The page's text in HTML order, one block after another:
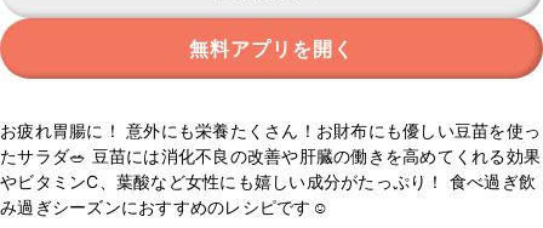
無料アプリを開く
お疲れ胃腸に！ 意外にも栄養たくさん！お財布にも優しい豆苗を使っ
たサラダ🥗 豆苗には消化不良の改善や肝臓の働きを高めてくれる効果
やビタミンC、葉酸など女性にも嬉しい成分がたっぷり！ 食べ過ぎ飲
み過ぎシーズンにおすすめのレシピです☺︎